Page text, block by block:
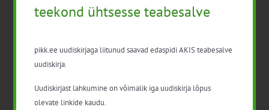
Aeg:
Sündmus kategooriad:
Loomakasvatus
Sündmus sildid:
piimatootmine
süsinik
teekond ühtsesse teabesalve
pikk.ee uudiskirjaga liitunud saavad edaspidi AKIS teabesalve
uudiskirja.
Uudiskirjast lahkumine on võimalik iga uudiskirja lõpus
olevate linkide kaudu.